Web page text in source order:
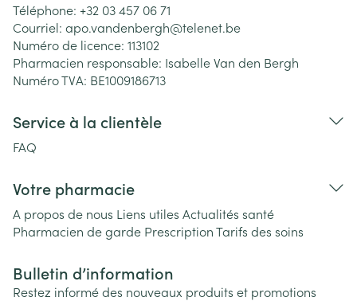
Téléphone: +32 03 457 06 71
Courriel: apo.vandenbergh@telenet.be
Numéro de licence: 113102
Pharmacien responsable: Isabelle Van den Bergh
Numéro TVA: BE1009186713
Service à la clientèle
FAQ
Votre pharmacie
A propos de nous Liens utiles Actualités santé
Pharmacien de garde PrescriptionTarifs des soins
Bulletin d’information
Restez informé des nouveaux produits et promotions